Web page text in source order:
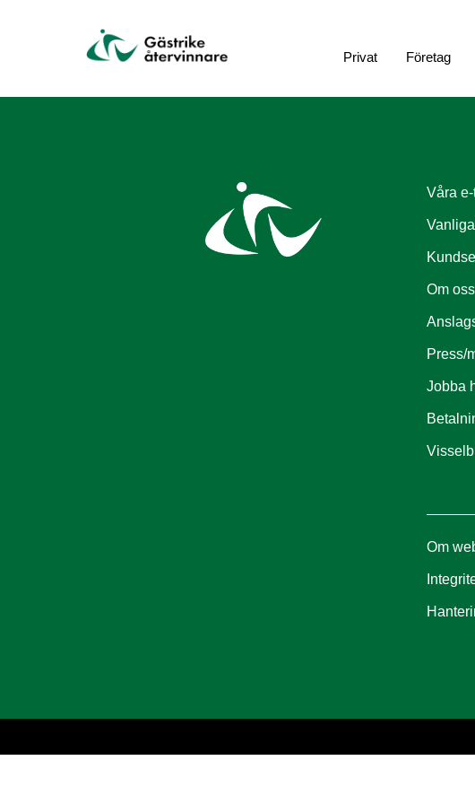
Privat Företag
Våra
Om oss
Press/
Jobba
Om